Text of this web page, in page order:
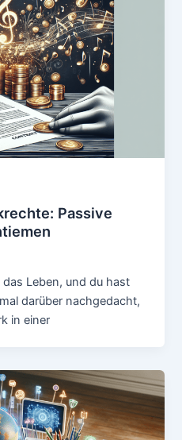
Passive
Leben, und du hast
darüber nachgedacht,
in einer